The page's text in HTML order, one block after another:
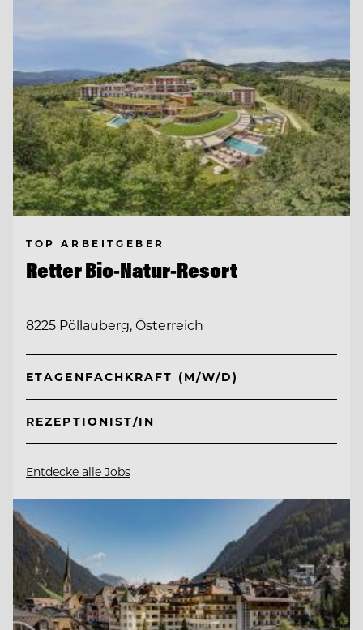
TOP ARBEITGEBER
Retter Bio-Natur-Resort
8225 Pöllauberg, Österreich
ETAGENFACHKRAFT (M/W/D)
REZEPTIONIST/IN
Entdecke alle Jobs